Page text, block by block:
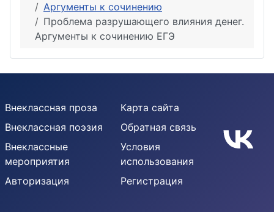
Аргументы к сочинению
Проблема разрушающего влияния денег.
Аргументы к сочинению ЕГЭ
Внеклассная проза
Внеклассная поэзия
Внеклассные
мероприятия
Авторизация
Карта сайта
Обратная связь
Условия
использования
Регистрация